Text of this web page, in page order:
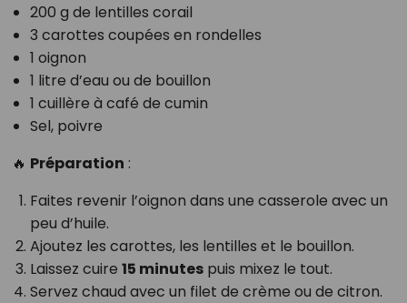
200 g de lentilles corail
3 carottes coupées en rondelles
1 oignon
1 litre d’eau ou de bouillon
1 cuillère à café de cumin
Sel, poivre
🔥 Préparation :
Faites revenir l’oignon dans une casserole avec un
peu d’huile.
Ajoutez les carottes, les lentilles et le bouillon.
Laissez cuire 15 minutespuis mixez le tout.
Servez chaud avec un filet de crème ou de citron.